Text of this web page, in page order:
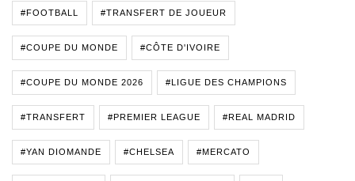
#FOOTBALL #TRANSFERT DE JOUEUR
#COUPE DU MONDE #CÔTE D'IVOIRE
#COUPE DU MONDE 2026 #LIGUE DES CHAMPIONS
#TRANSFERT #PREMIER LEAGUE #REAL MADRID
#YAN DIOMANDE #CHELSEA #MERCATO